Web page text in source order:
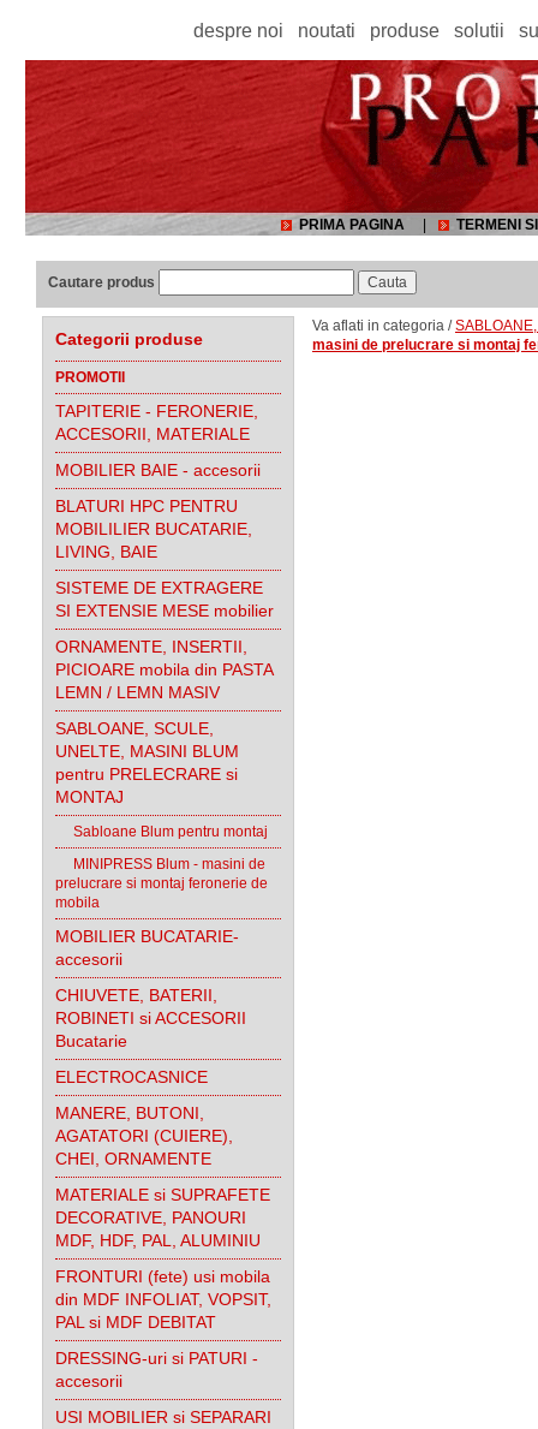
despre noi noutati produse solutii
PRIMA PAGINA TERMENI
Cautare produs
Categorii produse
PROMOTII
TAPITERIE - FERONERIE,
ACCESORII, MATERIALE
MOBILIER BAIE - accesorii
BLATURI HPC PENTRU
MOBILILIER BUCATARIE,
LIVING, BAIE
SISTEME DE EXTRAGERE
SI EXTENSIE MESE mobilier
ORNAMENTE, INSERTII,
PICIOARE mobila din PASTA
LEMN / LEMN MASIV
SABLOANE, SCULE,
UNELTE, MASINI BLUM
pentru PRELECRARE si
MONTAJ
Sabloane Blum pentru montaj
MINIPRESS Blum - masini de
prelucrare si montaj feronerie de
mobila
MOBILIER BUCATARIE-
accesorii
CHIUVETE, BATERII,
ROBINETI si ACCESORII
Bucatarie
ELECTROCASNICE
MANERE, BUTONI,
AGATATORI (CUIERE),
CHEI, ORNAMENTE
MATERIALE si SUPRAFETE
DECORATIVE, PANOURI
MDF, HDF, PAL, ALUMINIU
FRONTURI (fete) usi mobila
din MDF INFOLIAT, VOPSIT,
PAL si MDF DEBITAT
DRESSING-uri si PATURI -
accesorii
USI MOBILIER si SEPARARI
Va aflati in categoria /
masini de prelucrare si montaj